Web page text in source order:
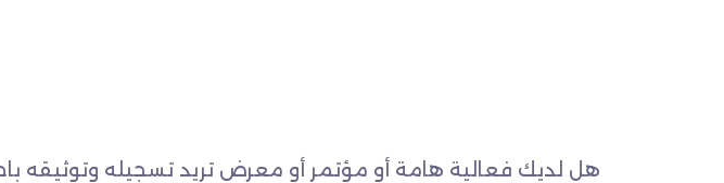
هل لديك فعالية هامة أو مؤتمر أو معرض تريد تسجيله وتوثيقه